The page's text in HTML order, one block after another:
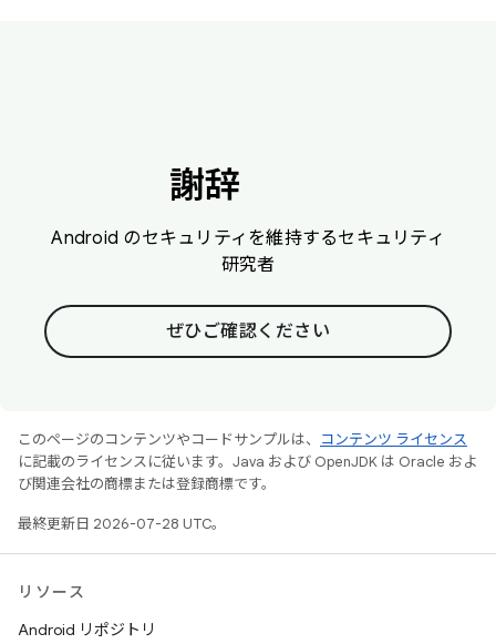
謝辞
Android のセキュリティを維持するセキュリティ
研究者
ぜひご確認ください
このページのコンテンツやコードサンプルは、
コンテンツ ライセンス
に記載のライセンスに従います。Java および OpenJDK は Oracle およ
び関連会社の商標または登録商標です。
最終更新日 2026-07-28 UTC。
リソース
Android リポジトリ